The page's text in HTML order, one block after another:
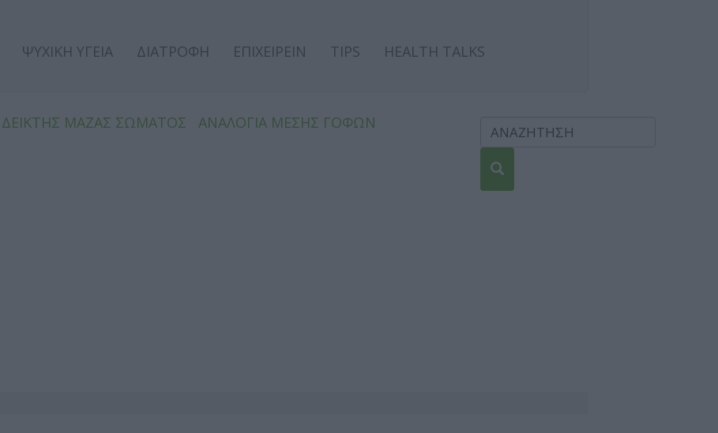
ΨΥΧΙΚΗ ΥΓΕΙΑ ΔΙΑΤΡΟΦΗ ΕΠΙΧΕΙΡΕΙΝ TIPS
HEALTH TALKS
ΔΕΙΚΤΗΣ ΜΑΖΑΣ ΣΩΜΑΤΟΣ
ΑΝΑΛΟΓΙΑ ΜΕΣΗΣ ΓΟΦΩΝ